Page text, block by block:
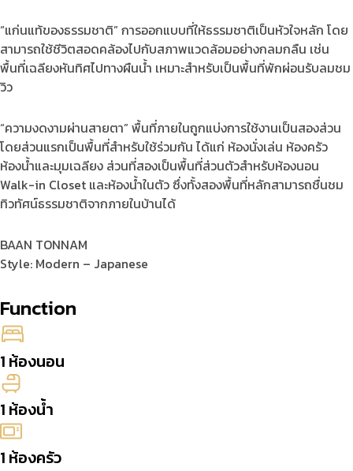
“แก่นแท้ของธรรมชาติ” การออกแบบที่ให้ธรรมชาติเป็นหัวใจหลัก โดย
สามารถใช้ชีวิตสอดคล้องไปกับสภาพแวดล้อมอย่างกลมกลืน เช่น
พื้นที่เฉลียงหันทิศไปทางผืนน้ำ เหมาะสำหรับเป็นพื้นที่พักผ่อนรับลมชม
วิว
“ความงดงามผ่านสายตา” พื้นที่ภายในถูกแบ่งการใช้งานเป็นสองส่วน
โดยส่วนแรกเป็นพื้นที่สำหรับใช้ร่วมกัน ได้แก่ ห้องนั่งเล่น ห้องครัว
ห้องน้ำและมุมเฉลียง ส่วนที่สองเป็นพื้นที่ส่วนตัวสำหรับห้องนอน
Walk-in Closet และห้องน้ำในตัว ซึ่งทั้งสองพื้นที่หลักสามารถชื่นชม
ทิวทัศน์ธรรมชาติจากภายในบ้านได้
BAAN TONNAM
Style: Modern – Japanese
Function
1 ห้องนอน
1 ห้องน้ำ
1 ห้องครัว